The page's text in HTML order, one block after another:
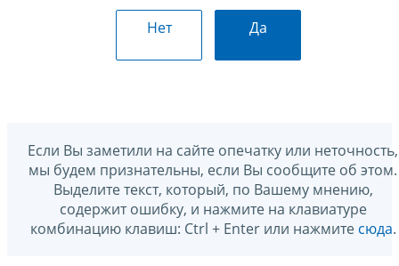
Нет Да
Если Вы заметили на сайте опечатку или неточность,
мы будем признательны, если Вы сообщите об этом.
Выделите текст, который, по Вашему мнению,
содержит ошибку, и нажмите на клавиатуре
комбинацию клавиш: Ctrl + Enter или нажмите сюда.